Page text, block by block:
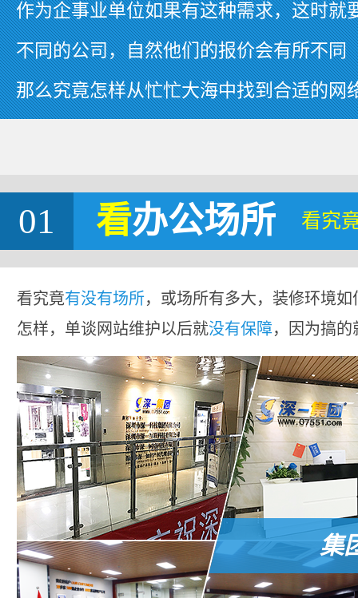
作为企事业单位如果有这种需求，这时就
不同的公司，自然他们的报价会有所不同
那么究竟怎样从忙忙大海中找到合适的网
01 看办公场所 看究
看究竟有没有场所，或场所有多大，装修环境
怎样，单谈网站维护以后就没有保障，因为搞
集